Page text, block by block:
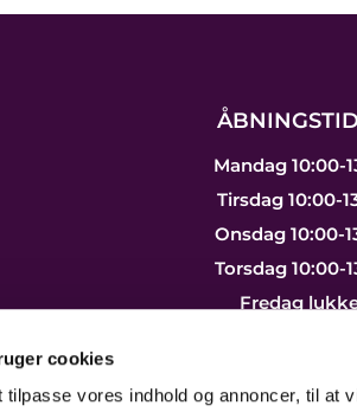
cookies
vores indhold og annoncer, til at
Mandag 10:00-
Tirsdag 10:00-
Onsdag 10:00-
Torsdag 10:00-
Fredag